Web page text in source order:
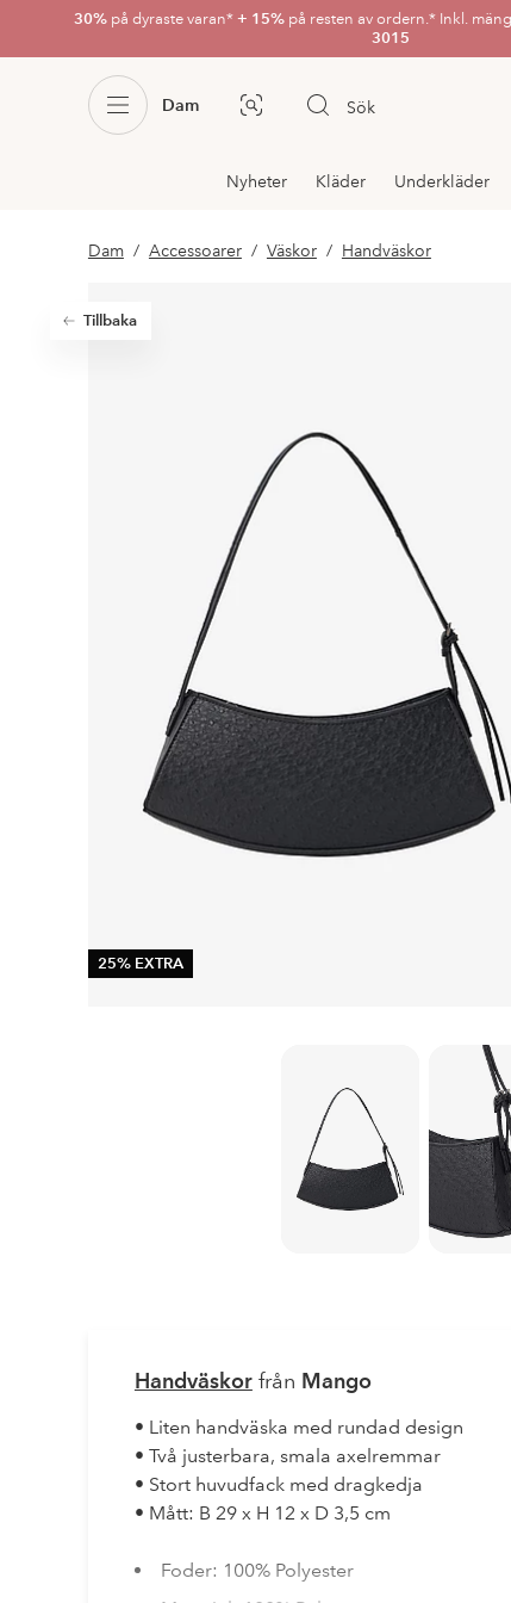
30% på dyraste varan*+ 15% på resten av ordern.* Inkl.
3015
Dam Bildsök Sök
Avdelnings
navigation
Nyheter Kläder Underkläder
Dam Accessoarer Väskor Handväskor
Tillbaka
25% EXTRA
Handväskorfrån Mango
• Liten handväska med rundad design
• Två justerbara, smala axelremmar
• Stort huvudfack med dragkedja
• Mått: B 29 x H 12 x D 3,5 cm
Foder: 100% Polyester